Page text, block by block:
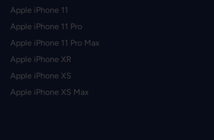
Apple iPhone 11
Apple iPhone 11 Pro
Apple iPhone 11 Pro Max
Apple iPhone XR
Apple iPhone XS
Apple iPhone XS Max